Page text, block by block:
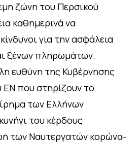
ζώνη του Περσικού
καθημερινά να
για την ασφάλεια
ξένων πληρωμάτων.
ευθύνη της Κυβέρνησης
ΕΝ που στηρίζουν το
των Ελλήνων
του κέρδους
των Ναυτεργατών κορώνα-